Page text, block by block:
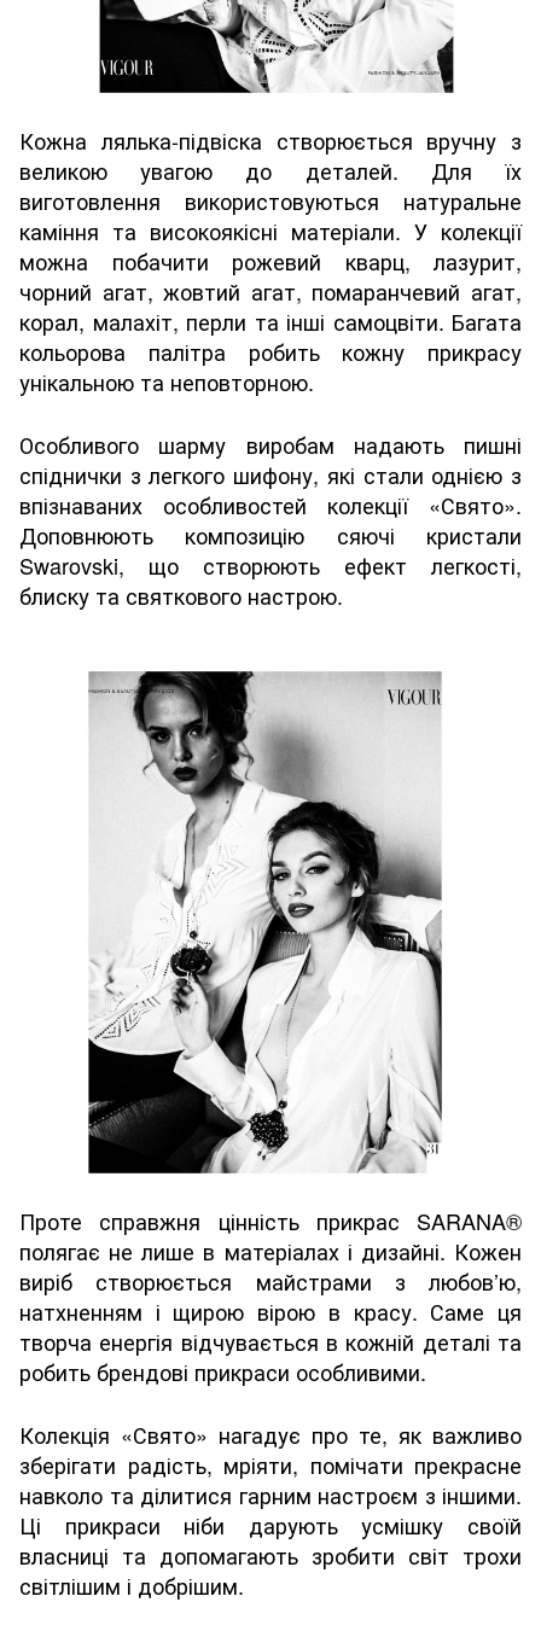
Кожна лялька-підвіска створюється вручну з
великою увагою до деталей. Для їх
виготовлення використовуються натуральне
каміння та високоякісні матеріали. У колекції
можна побачити рожевий кварц, лазурит,
чорний агат, жовтий агат, помаранчевий агат,
корал, малахіт, перли та інші самоцвіти. Багата
кольорова палітра робить кожну прикрасу
унікальною та неповторною.
Особливого шарму виробам надають пишні
спіднички з легкого шифону, які стали однією з
впізнаваних особливостей колекції «Свято».
Доповнюють композицію сяючі кристали
Swarovski, що створюють ефект легкості,
блиску та святкового настрою.
Проте справжня цінність прикрас SARANA®
полягає не лише в матеріалах і дизайні. Кожен
виріб створюється майстрами з любов’ю,
натхненням і щирою вірою в красу. Саме ця
творча енергія відчувається в кожній деталі та
робить брендові прикраси особливими.
Колекція «Свято» нагадує про те, як важливо
зберігати радість, мріяти, помічати прекрасне
навколо та ділитися гарним настроєм з іншими.
Ці прикраси ніби дарують усмішку своїй
власниці та допомагають зробити світ трохи
світлішим і добрішим.